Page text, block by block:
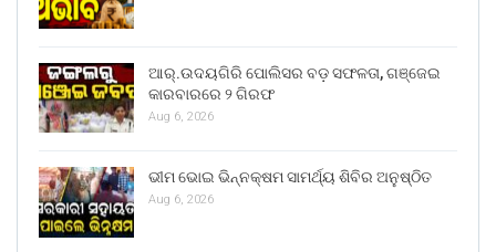
ଆର୍.ଉଦୟଗିରି ପୋଲିସର ବଡ଼ ସଫଳତା, ଗଞ୍ଜେଇ
କାରବାରରେ ୨ ଗିରଫ
Aug 6, 2026
ଭୀମ ଭୋଇ ଭିନ୍ନକ୍ଷମ ସାମର୍ଥ୍ୟ ଶିବିର ଅନୁଷ୍ଠିତ
Aug 6, 2026